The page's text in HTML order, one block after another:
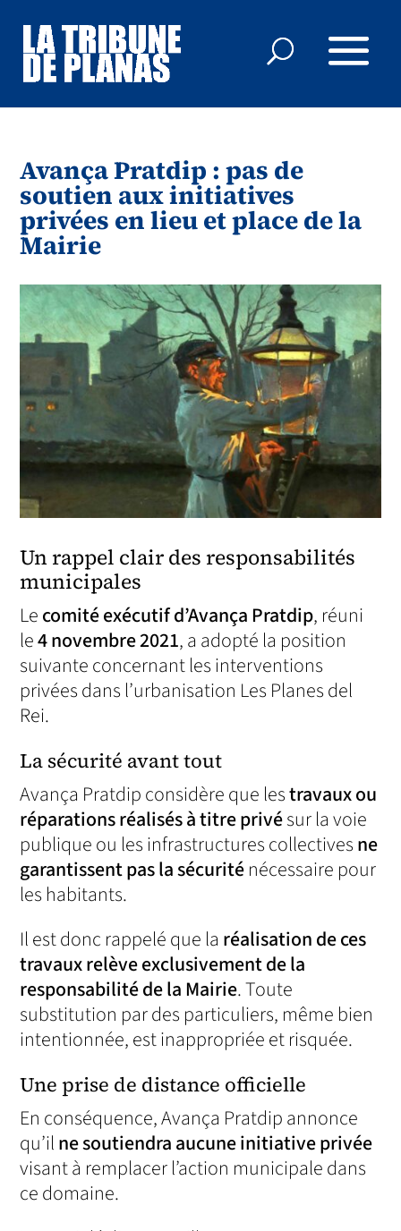
Avança Pratdip : pas de
soutien aux initiatives
privées en lieu et place de la
Mairie
Un rappel clair des responsabilités
municipales
Lecomité exécutif d’Avança Pratdip, réuni
le4 novembre 2021, a adopté la position
suivante concernant les interventions
privées dans l’urbanisation Les Planes del
Rei.
La sécurité avant tout
Avança Pratdip considère que lestravaux ou
réparations réalisés à titre privésur la voie
publique ou les infrastructures collectivesne
garantissent pas la sécuriténécessaire pour
les habitants.
Il est donc rappelé que la réalisation de ces
travaux relève exclusivement de la
responsabilité de la Mairie. Toute
substitution par des particuliers, même bien
intentionnée, est inappropriée et risquée.
Une prise de distance officielle
En conséquence, Avança Pratdip annonce
qu’ilne soutiendra aucune initiative privée
visant à remplacer l’action municipale dans
ce domaine.